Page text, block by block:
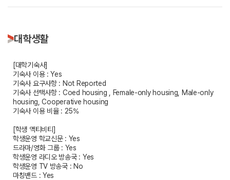
대학생활
[대학기숙사]
기숙사 이용 : Yes
기숙사 요구사항 : Not Reported
기숙사 선택사항 : Coed housing , Female-only housing, Male-only
housing, Cooperative housing
기숙사 이용 비율 : 25%
[학생 액티비티]
학생운영 학교신문 : Yes
드라마/영화 그룹 : Yes
학생운영 라디오 방송국 : Yes
학생운영 TV 방송국 : No
마칭밴드 : Yes